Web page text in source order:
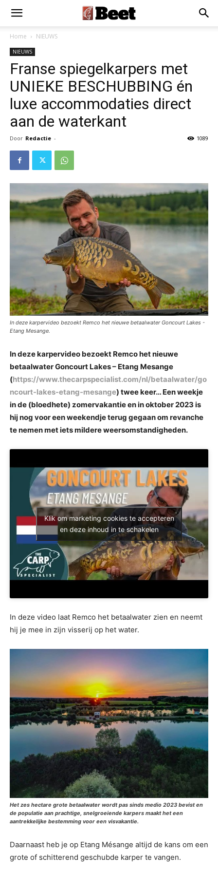
Home NIEUWS
NIEUWS
Franse spiegelkarpers met
UNIEKE BESCHUBBING én
luxe accommodaties direct
aan de waterkant
Door Redactie - 1089
In deze karpervideo bezoekt Remco het nieuwe betaalwater Goncourt Lakes -
Etang Mesange.
In deze karpervideo bezoekt Remco het nieuwe
betaalwater Goncourt Lakes – Etang Mesange
(https://www.thecarpspecialist.com/nl/betaalwater/go
ncourt-lakes-etang-mesange) twee keer… Een weekje
in de (bloedhete) zomervakantie en in oktober 2023 is
hij nog voor een weekendje terug gegaan om revanche
te nemen met iets mildere weersomstandigheden.
Klik om marketing cookies te accepteren
en deze inhoud in te schakelen
In deze video laat Remco het betaalwater zien en neemt
hij je mee in zijn visserij op het water.
Het zes hectare grote betaalwater wordt pas sinds medio 2023 bevist en
de populatie aan prachtige, snelgroeiende karpers maakt het een
aantrekkelijke bestemming voor een visvakantie.
Daarnaast heb je op Etang Mésange altijd de kans om een
grote of schitterend geschubde karper te vangen.